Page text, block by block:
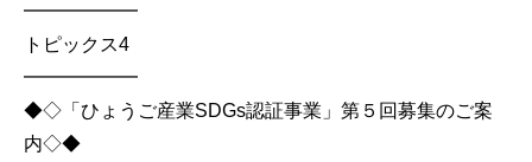
━━━━━━
トピックス4
━━━━━━
◆◇「ひょうご産業SDGs認証事業」第５回募集のご案
内◇◆